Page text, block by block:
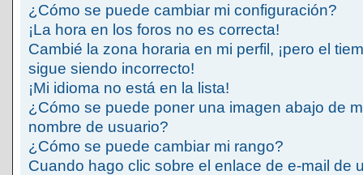
¿Cómo se puede cambiar mi configuración?
¡La hora en los foros no es correcta!
Cambié la zona horaria en mi perfil, ¡pero el
sigue siendo incorrecto!
¡Mi idioma no está en la lista!
¿Cómo se puede poner una imagen abajo de
nombre de usuario?
¿Cómo se puede cambiar mi rango?
Cuando hago clic sobre el enlace de e-mail de